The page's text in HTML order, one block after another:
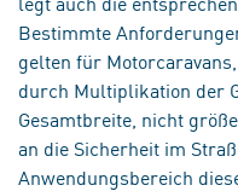
Bestimmte
gelten für
durch Multiplikation der
Gesamtbreite, nicht
an die Sicherheit im
Anwendungsbereich